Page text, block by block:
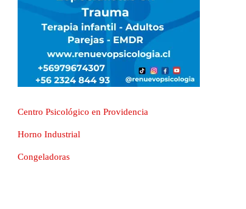
Centro Psicológico en Providencia
Horno Industrial
Congeladoras